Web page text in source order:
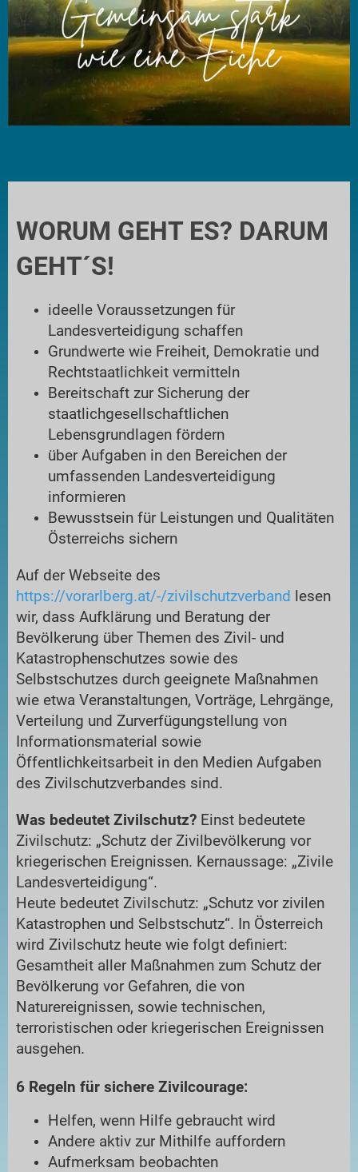
WORUM GEHT ES? DARUM
GEHT´S!
ideelle Voraussetzungen für
Landesverteidigung schaffen
Grundwerte wie Freiheit, Demokratie und
Rechtstaatlichkeit vermitteln
Bereitschaft zur Sicherung der
staatlichgesellschaftlichen
Lebensgrundlagen fördern
über Aufgaben in den Bereichen der
umfassenden Landesverteidigung
informieren
Bewusstsein für Leistungen und Qualitäten
Österreichs sichern
Auf der Webseite des
https://vorarlberg.at/-/zivilschutzverband lesen
wir, dass Aufklärung und Beratung der
Bevölkerung über Themen des Zivil- und
Katastrophenschutzes sowie des
Selbstschutzes durch geeignete Maßnahmen
wie etwa Veranstaltungen, Vorträge, Lehrgänge,
Verteilung und Zurverfügungstellung von
Informationsmaterial sowie
Öffentlichkeitsarbeit in den Medien Aufgaben
des Zivilschutzverbandes sind.
Was bedeutet Zivilschutz? Einst bedeutete
Zivilschutz: „Schutz der Zivilbevölkerung vor
kriegerischen Ereignissen. Kernaussage: „Zivile
Landesverteidigung“.
Heute bedeutet Zivilschutz: „Schutz vor zivilen
Katastrophen und Selbstschutz“. In Österreich
wird Zivilschutz heute wie folgt definiert:
Gesamtheit aller Maßnahmen zum Schutz der
Bevölkerung vor Gefahren, die von
Naturereignissen, sowie technischen,
terroristischen oder kriegerischen Ereignissen
ausgehen.
6 Regeln für sichere Zivilcourage:
Helfen, wenn Hilfe gebraucht wird
Andere aktiv zur Mithilfe auffordern
Aufmerksam beobachten